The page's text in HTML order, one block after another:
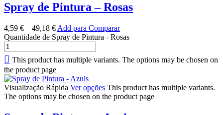
Spray de Pintura – Rosas
4,59 € – 49,18 € Add para Comparar
Quantidade de Spray de Pintura - Rosas
This product has multiple variants. The options may be chosen on
the product page
Visualização Rápida Ver opções This product has multiple variants.
The options may be chosen on the product page